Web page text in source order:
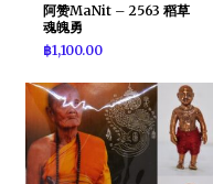
阿赞MaNit – 2563 稻草
魂魄勇
฿1,100.00